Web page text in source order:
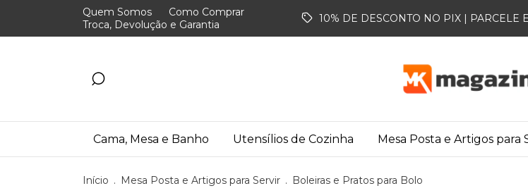
Quem Somos
Como Comprar
Troca, Devolução e Garantia
10% DE DESCONTO NO PIX | PARCELE
Cama, Mesa e Banho Utensílios de Cozinha Mesa Posta e Artigos para
Início . Mesa Posta e Artigos para Servir . Boleiras e Pratos para Bolo